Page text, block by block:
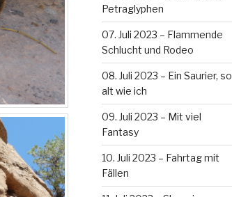
Petraglyphen
07. Juli 2023 – Flammende
Schlucht und Rodeo
08. Juli 2023 – Ein Saurier, so
alt wie ich
09. Juli 2023 – Mit viel
Fantasy
10. Juli 2023 – Fahrtag mit
Fällen